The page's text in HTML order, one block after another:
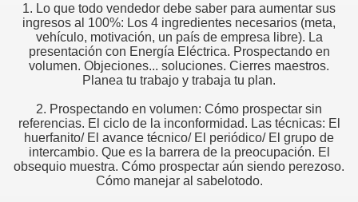
1. Lo que todo vendedor debe saber para aumentar sus
ingresos al 100%: Los 4 ingredientes necesarios (meta,
vehículo, motivación, un país de empresa libre). La
presentación con Energía Eléctrica. Prospectando en
volumen. Objeciones... soluciones. Cierres maestros.
Planea tu trabajo y trabaja tu plan.
2. Prospectando en volumen: Cómo prospectar sin
referencias. El ciclo de la inconformidad. Las técnicas: El
huerfanito/ El avance técnico/ El periódico/ El grupo de
intercambio. Que es la barrera de la preocupación. El
obsequio muestra. Cómo prospectar aún siendo perezoso.
Cómo manejar al sabelotodo.
de otros
ventas
y saber escuchar